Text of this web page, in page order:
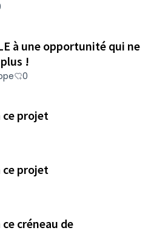
à une opportunité qui ne
!
0
ce projet
ce projet
créneau de